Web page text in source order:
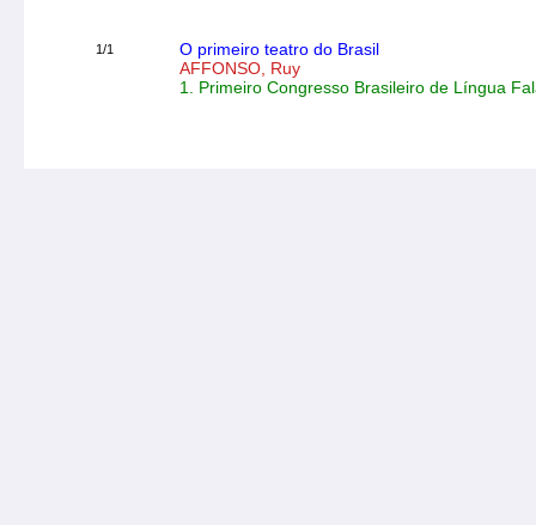
1/1
O primeiro teatro do Brasil
AFFONSO, Ruy
1. Primeiro Congresso Brasileiro de Língua